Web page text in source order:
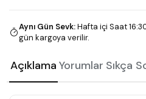
Aynı Gün Sevk:Hafta içi Saat
gün kargoya verilir.
Açıklama Yorumlar Sıkça